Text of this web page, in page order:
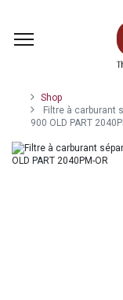
Shop
Filtre à carburant
900 OLD PART